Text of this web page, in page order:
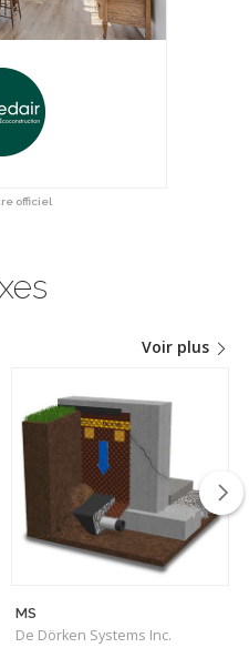
officiel
Voir plus
MS
De Dörken Systems Inc.